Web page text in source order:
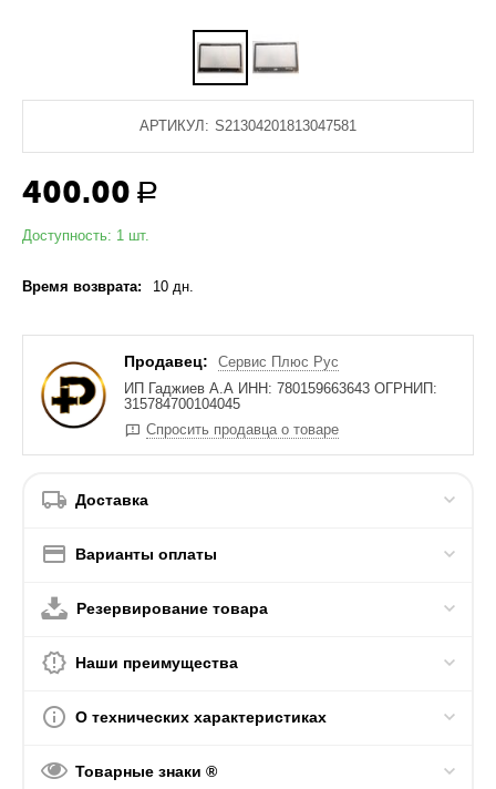
АРТИКУЛ: S21304201813047581
400.00 Р
Доступность: 1 шт.
Время возврата: 10 дн.
Продавец:
Сервис Плюс Рус
ИП Гаджиев А.А ИНН: 780159663643 ОГРНИП:
315784700104045
Спросить продавца о товаре
Доставка
Варианты оплаты
Резервирование товара
Наши преимущества
О технических характеристиках
Товарные знаки ®